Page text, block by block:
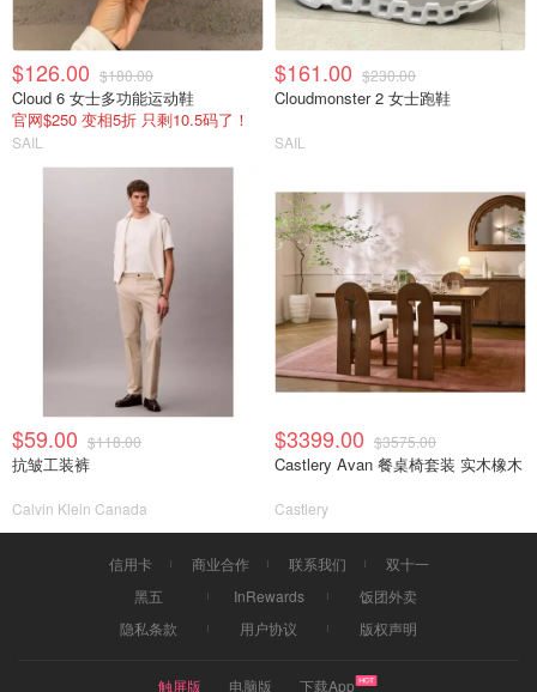
$126.00 $180.00
Cloud 6 女士多功能运动鞋
官网$250 变相5折 只剩10.5码了！
SAIL
$161.00 $230.00
Cloudmonster 2 女士跑鞋
SAIL
$59.00 $118.00
抗皱工装裤
Calvin Klein Canada
$3399.00 $3575.00
Castlery Avan 餐桌椅套装 实木橡木
Castlery
信用卡 商业合作 联系我们
双十一
黑五
InRewards
饭团外卖
隐私条款
用户协议 版权声明
触屏版 电脑版 下载App